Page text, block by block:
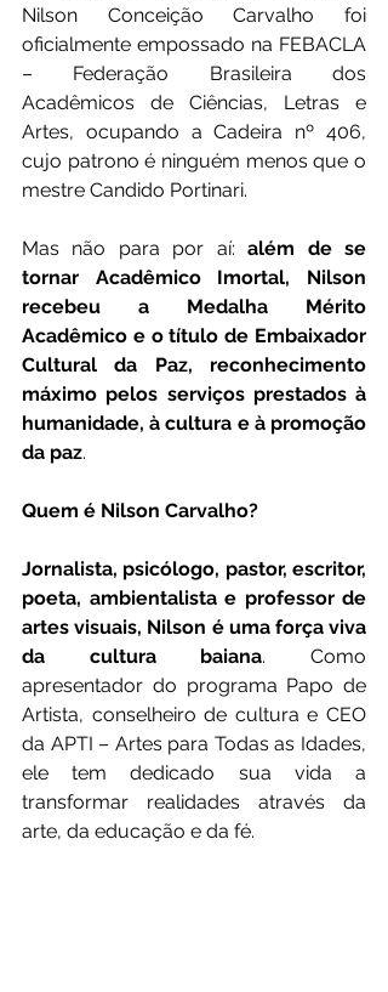
Nilson Conceição Carvalho foi
oficialmente empossado na FEBACLA
– Federação Brasileira dos
Acadêmicos de Ciências, Letras e
Artes, ocupando a Cadeira nº 406,
cujo patrono é ninguém menos que o
mestre Candido Portinari.
Mas não para por aí: além de se
tornar Acadêmico Imortal, Nilson
recebeu a Medalha Mérito
Acadêmico e o título de Embaixador
Cultural da Paz, reconhecimento
máximo pelos serviços prestados à
humanidade, à cultura e à promoção
da paz.
Quem é Nilson Carvalho?
Jornalista, psicólogo, pastor, escritor,
poeta, ambientalista e professor de
artes visuais, Nilson é uma força viva
da cultura baiana. Como
apresentador do programa Papo de
Artista, conselheiro de cultura e CEO
da APTI – Artes para Todas as Idades,
ele tem dedicado sua vida a
transformar realidades através da
arte, da educação e da fé.